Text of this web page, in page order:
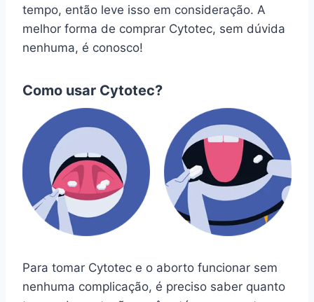
tempo, então leve isso em consideração. A
melhor forma de comprar Cytotec, sem dúvida
nenhuma, é conosco!
Como usar Cytotec?
Para tomar Cytotec e o aborto funcionar sem
nenhuma complicação, é preciso saber quanto